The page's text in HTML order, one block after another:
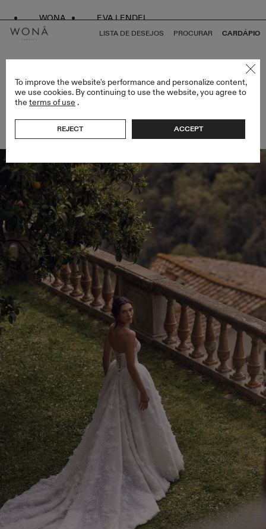
WONA EVA LENDEL
LISTA DE DESEJOS PROCURAR CARDÁPIO
DO ESBOÇO AO ALTAR: A JORNADA DE UM
VESTIDO DE NOIVA COUTURE
To improve the website's performance and personalize content,
we use cookies. By continuing to use the website, you agree to
the terms of use .
REJECT ACCEPT